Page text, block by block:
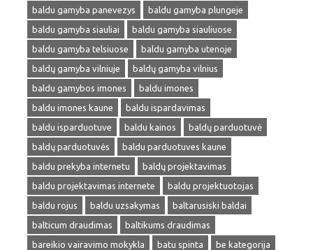
baldu gamyba panevezys
baldu gamyba plungeje
baldu gamyba siauliai
baldu gamyba siauliuose
baldu gamyba telsiuose
baldu gamyba utenoje
baldų gamyba vilniuje
baldų gamyba vilnius
baldu gamybos imones
baldu imones
baldu imones kaune
baldu ispardavimas
baldu isparduotuve
baldu kainos
baldų parduotuvė
baldų parduotuvės
baldu parduotuves kaune
baldu prekyba internetu
baldų projektavimas
baldu projektavimas internete
baldu projektuotojas
baldu rojus
baldu uzsakymas
baltarusiski baldai
balticum draudimas
baltikums draudimas
bareikio vairavimo mokykla
batu spinta
be kategorija